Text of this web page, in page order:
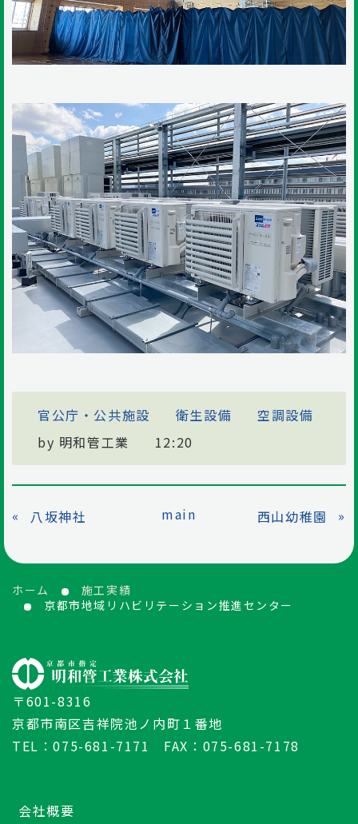
官公庁・公共施設 衛生設備
空調設備
by 明和管工業 12:20
« 八坂神社 main 西山幼稚園 »
ホーム
施工実績
京都市地域リハビリテーション推進センター
〒601-8316
京都市南区吉祥院池ノ内町１番地
TEL：075-681-7171 FAX：075-681-7178
会社概要